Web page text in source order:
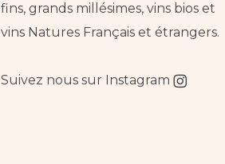
fins, grands millésimes, vins bios et
vins Natures Français et étrangers.
Suivez nous sur Instagram